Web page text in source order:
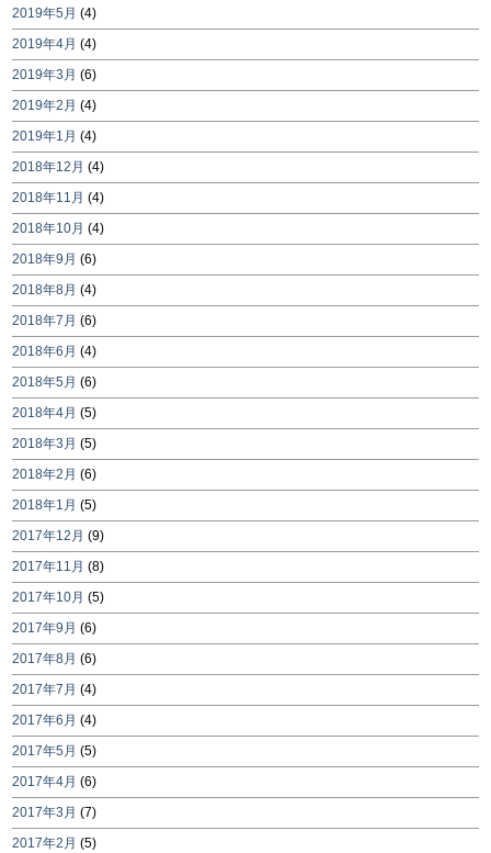
2019年5月 (4)
2019年4月 (4)
2019年3月 (6)
2019年2月 (4)
2019年1月 (4)
2018年12月 (4)
2018年11月 (4)
2018年10月 (4)
2018年9月 (6)
2018年8月 (4)
2018年7月 (6)
2018年6月 (4)
2018年5月 (6)
2018年4月 (5)
2018年3月 (5)
2018年2月 (6)
2018年1月 (5)
2017年12月 (9)
2017年11月 (8)
2017年10月 (5)
2017年9月 (6)
2017年8月 (6)
2017年7月 (4)
2017年6月 (4)
2017年5月 (5)
2017年4月 (6)
2017年3月 (7)
2017年2月 (5)